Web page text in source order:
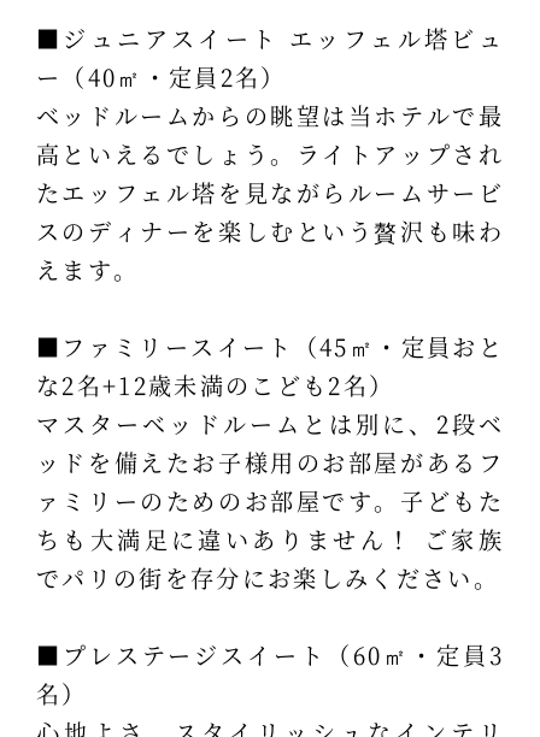
■ジュニアスイート エッフェル塔ビュ
ー（40㎡・定員2名）
ベッドルームからの眺望は当ホテルで最
高といえるでしょう。ライトアップされ
たエッフェル塔を見ながらルームサービ
スのディナーを楽しむという贅沢も味わ
えます。
■ファミリースイート（45㎡・定員おと
な2名+12歳未満のこども2名）
マスターベッドルームとは別に、2段ベ
ッドを備えたお子様用のお部屋があるフ
ァミリーのためのお部屋です。子どもた
ちも大満足に違いありません！ ご家族
でパリの街を存分にお楽しみください。
■プレステージスイート（60㎡・定員3
名）